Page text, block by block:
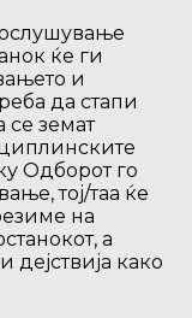
ќе ги
и
да стапи
се земат
Одборот го
тој/таа ќе
на
а
како